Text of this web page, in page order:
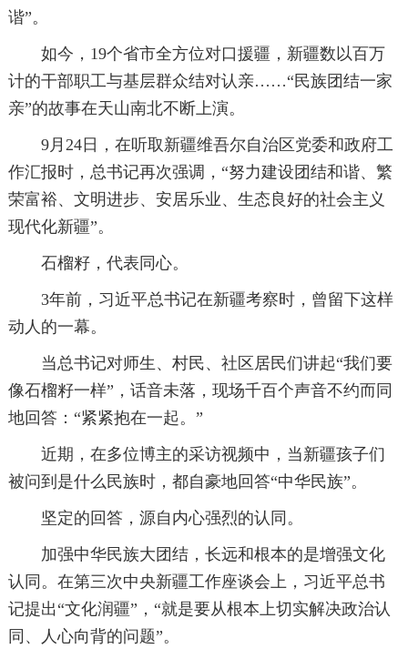
谐”。
如今，19个省市全方位对口援疆，新疆数以百万
计的干部职工与基层群众结对认亲……“民族团结一家
亲”的故事在天山南北不断上演。
9月24日，在听取新疆维吾尔自治区党委和政府工
作汇报时，总书记再次强调，“努力建设团结和谐、繁
荣富裕、文明进步、安居乐业、生态良好的社会主义
现代化新疆”。
石榴籽，代表同心。
3年前，习近平总书记在新疆考察时，曾留下这样
动人的一幕。
当总书记对师生、村民、社区居民们讲起“我们要
像石榴籽一样”，话音未落，现场千百个声音不约而同
地回答：“紧紧抱在一起。”
近期，在多位博主的采访视频中，当新疆孩子们
被问到是什么民族时，都自豪地回答“中华民族”。
坚定的回答，源自内心强烈的认同。
加强中华民族大团结，长远和根本的是增强文化
认同。在第三次中央新疆工作座谈会上，习近平总书
记提出“文化润疆”，“就是要从根本上切实解决政治认
同、人心向背的问题”。